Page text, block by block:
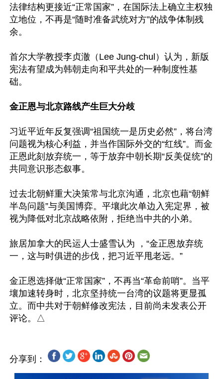
法律结构更接近“正常国家”，在国际法上确立主权独
立地位，不再是“随时准备武统对方”的战争体制残
余。
首尔大学教授李贞澈（Lee Jung-chul）认为，新版
宪法有望成为韩朝走向和平共处的一种制度性基
础。
金正恩与北京路线产生巨大分歧
习近平近年反复强调“祖国统一是历史必然”，将台湾
问题视为核心利益，并当作国际外交的“红线”。而金
正恩此刻放弃统一，等于放弃中朝长期“反美促统”的
共同意识形态叙事。
过去北朝鲜重大决策常与北京沟通，北京也藉“朝鲜
半岛问题”与美国博弈。平壤此次单边入宪定界，被
视为降低对北京战略依附，拒绝当中共的小弟。
旅居加拿大的民运人士盛雪认为 ，“金正恩放弃统
一，这与时俱进的步伐，把习近平甩老远。”
金正恩选择做“正常国家”，不再当“革命前哨”。当平
壤加速转身时，北京坚持统一台湾的议题将更显孤
立。而中共对于朝鲜修改宪法，目前尚未发表公开
分享到：